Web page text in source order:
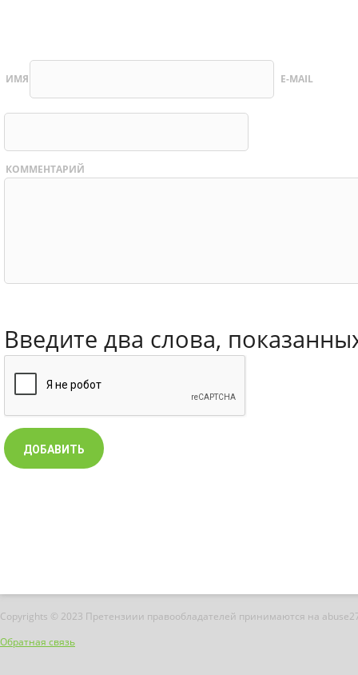
ИМЯ E-MAIL
КОММЕНТАРИЙ
Введите два слова,
Copyrights © 2023 Претензиии правообладателей принимаются на
Обратная связь